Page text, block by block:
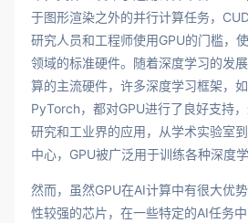
于图形渲染之外的并行计算任务，
研究人员和工程师使用GPU的门槛，
领域的标准硬件。随着深度学习的发
算的主流硬件，许多深度学习框架，
PyTorch，都对GPU进行了良好支持
研究和工业界的应用，从学术实验室
中心，GPU被广泛用于训练各种深度学
然而，虽然GPU在AI计算中有很大优
性较强的芯片，在一些特定的AI任务